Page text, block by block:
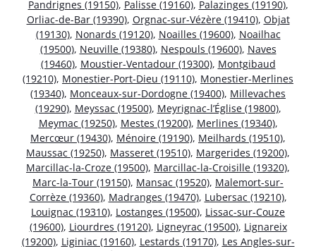
Pandrignes (19150), Palisse (19160), Palazinges (19190),
Orliac-de-Bar (19390), Orgnac-sur-Vézère (19410), Objat
(19130), Nonards (19120), Noailles (19600), Noailhac
(19500), Neuville (19380), Nespouls (19600), Naves
(19460), Moustier-Ventadour (19300), Montgibaud
(19210), Monestier-Port-Dieu (19110), Monestier-Merlines
(19340), Monceaux-sur-Dordogne (19400), Millevaches
(19290), Meyssac (19500), Meyrignac-l’Église (19800),
Meymac (19250), Mestes (19200), Merlines (19340),
Mercœur (19430), Ménoire (19190), Meilhards (19510),
Maussac (19250), Masseret (19510), Margerides (19200),
Marcillac-la-Croze (19500), Marcillac-la-Croisille (19320),
Marc-la-Tour (19150), Mansac (19520), Malemort-sur-
Corrèze (19360), Madranges (19470), Lubersac (19210),
Louignac (19310), Lostanges (19500), Lissac-sur-Couze
(19600), Liourdres (19120), Ligneyrac (19500), Lignareix
(19200), Liginiac (19160), Lestards (19170), Les Angles-sur-